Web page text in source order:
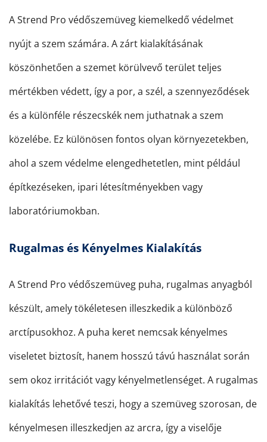
A Strend Pro védőszemüveg kiemelkedő védelmet
nyújt a szem számára. A zárt kialakításának
köszönhetően a szemet körülvevő terület teljes
mértékben védett, így a por, a szél, a szennyeződések
és a különféle részecskék nem juthatnak a szem
közelébe. Ez különösen fontos olyan környezetekben,
ahol a szem védelme elengedhetetlen, mint például
építkezéseken, ipari létesítményekben vagy
laboratóriumokban.
Rugalmas és Kényelmes Kialakítás
A Strend Pro védőszemüveg puha, rugalmas anyagból
készült, amely tökéletesen illeszkedik a különböző
arctípusokhoz. A puha keret nemcsak kényelmes
viseletet biztosít, hanem hosszú távú használat során
sem okoz irritációt vagy kényelmetlenséget. A rugalmas
kialakítás lehetővé teszi, hogy a szemüveg szorosan, de
kényelmesen illeszkedjen az arcra, így a viselője